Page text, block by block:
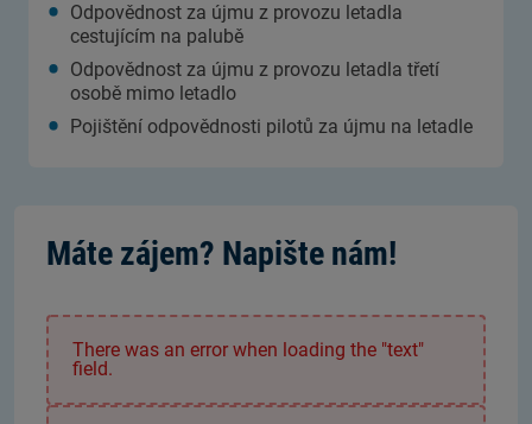
Odpovědnost za újmu z provozu letadla
cestujícím na palubě
Odpovědnost za újmu z provozu letadla třetí
osobě mimo letadlo
Pojištění odpovědnosti pilotů za újmu na letadle
Máte zájem? Napište nám!
There was an error when loading the "text"
field.